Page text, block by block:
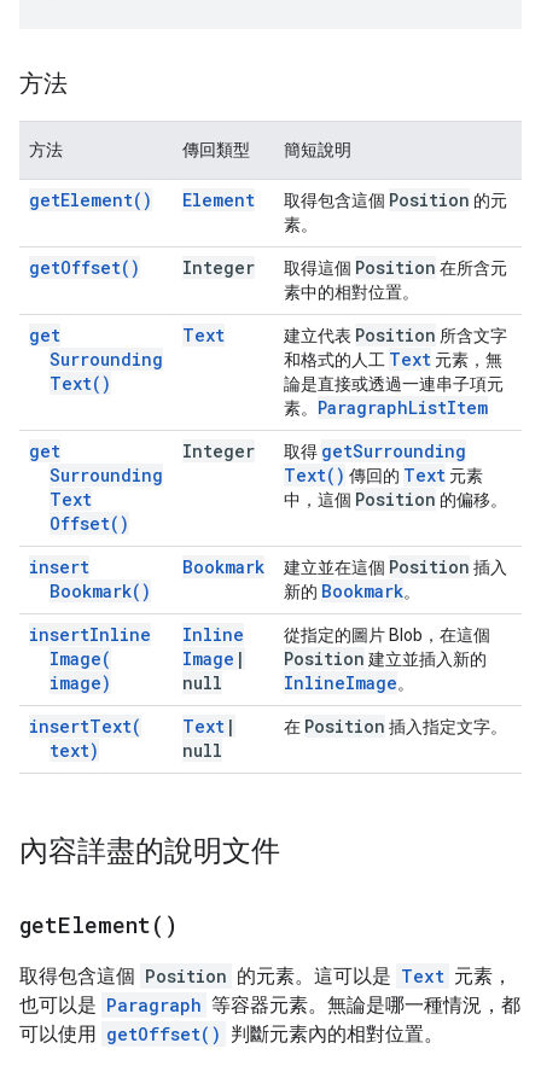
方法
方法 傳回類型 簡短說明
getElement( ) Element 取得包含這個 Position 的元
素。
getOffset( ) Integer 取得這個 Position 在所含元
素中的相對位置。
get
Surrounding
Text( )
Text 建立代表 Position 所含文字
和格式的人工 Text 元素，無
論是直接或透過一連串子項元
素。 ParagraphListItem
get
Surrounding
Text
Offset( )
Integer 取得 getSurrounding
Text( ) 傳回的 Text 元素
中，這個 Position 的偏移。
insert
Bookmark( )
Bookmark 建立並在這個 Position 插入
新的 Bookmark。
insertInline
Image(
image)
Inline
Image |
null
從指定的圖片 Blob，在這個
Position 建立並插入新的
InlineImage。
insertText(
text)
Text |
null
在 Position 插入指定文字。
內容詳盡的說明文件
getElement( )
取得包含這個 Position 的元素。這可以是 Text 元素，
也可以是 Paragraph 等容器元素。無論是哪一種情況，都
可以使用 getOffset() 判斷元素內的相對位置。